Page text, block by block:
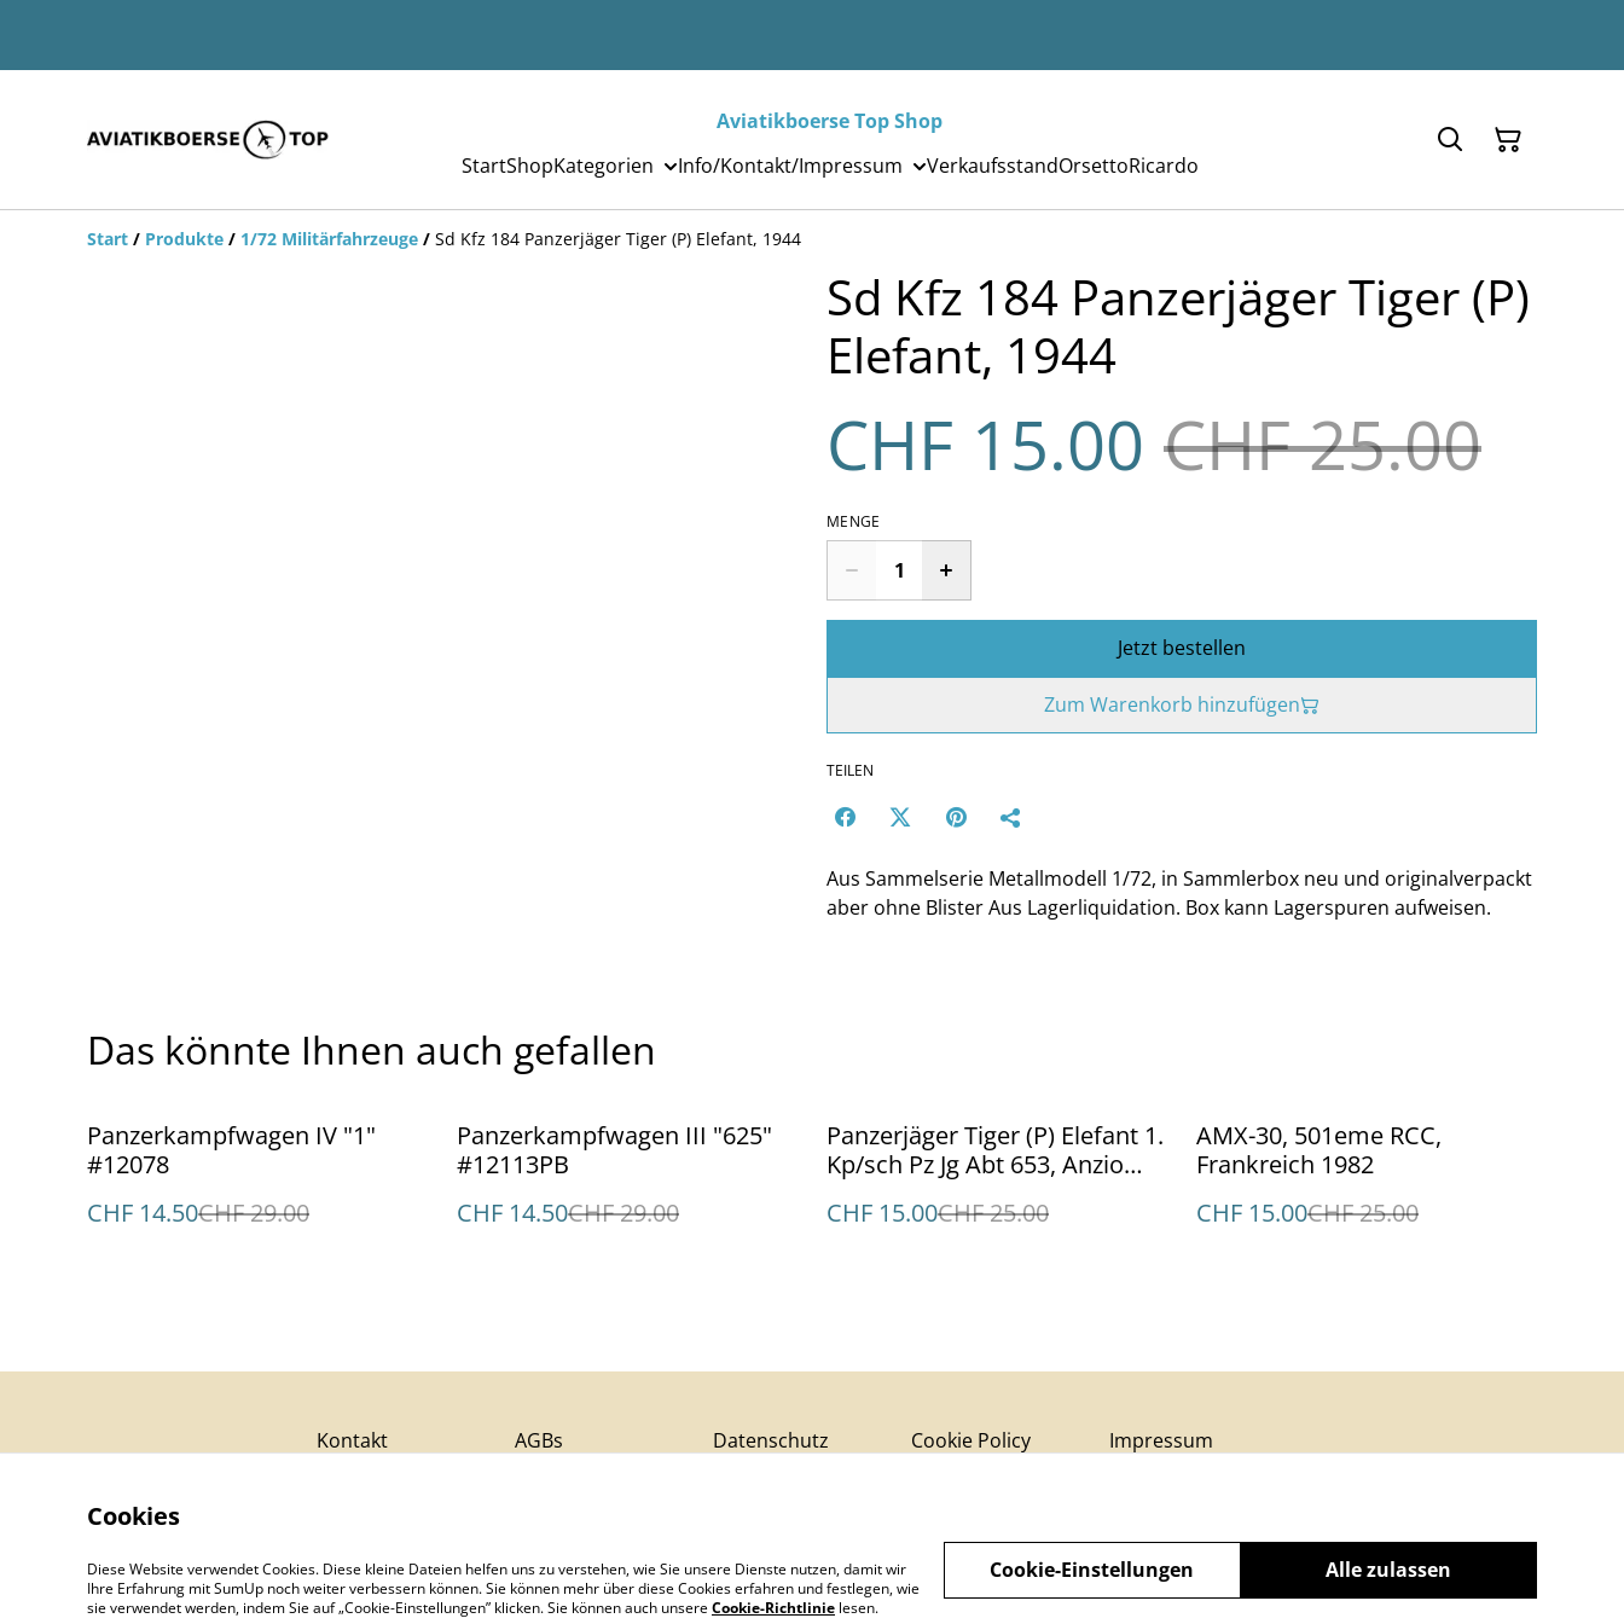
Aviatikboerse Top Shop
StartShopKategorien Info/Kontakt/Impressum VerkaufsstandOrsettoRicardo
Start / Produkte / 1/72 Militärfahrzeuge / Sd Kfz 184 Panzerjäger Tiger (P) Elefant, 1944
Sd Kfz 184 Panzerjäger Tiger (P)
Elefant, 1944
CHF 15.00 CHF 25.00
MENGE
Jetzt bestellen
Zum Warenkorb hinzufügen
TEILEN
Aus Sammelserie Metallmodell 1/72, in Sammlerbox neu und originalverpackt
aber ohne Blister Aus Lagerliquidation. Box kann Lagerspuren aufweisen.
Das könnte Ihnen auch gefallen
%
Panzerkampfwagen IV "1"
#12078
CHF 14.50CHF 29.00
%
Panzerkampfwagen III "625"
#12113PB
CHF 14.50CHF 29.00
%
Panzerjäger Tiger (P) Elefant 1.
Kp/sch Pz Jg Abt 653, Anzio
CHF 15.00CHF 25.00
%
AMX-30, 501eme RCC,
Frankreich 1982
CHF 15.00CHF 25.00
Kontakt AGBs Datenschutz Cookie Policy Impressum
©2026 Aviatikboerse Top Shop
Cookies
Diese Website verwendet Cookies. Diese kleine Dateien helfen uns zu verstehen, wie Sie unsere Dienste nutzen, damit wir
Ihre Erfahrung mit SumUp noch weiter verbessern können. Sie können mehr über diese Cookies erfahren und festlegen, wie
sie verwendet werden, indem Sie auf „Cookie-Einstellungen” klicken. Sie können auch unsereCookie-Richtlinie lesen.
Alle zulassen
Cookie-Einstellungen